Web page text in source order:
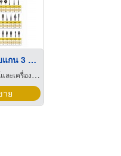
หัวเจียรเพชร จับแกน 3 มิล และแกน 6 มิล
องใช้อุตสาหกรรม
ย